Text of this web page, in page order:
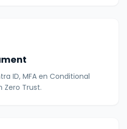
ID, MFA en Conditional
Zero Trust.